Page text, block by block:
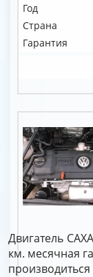
Год
Страна
Гарантия
Двигатель
км. месячная